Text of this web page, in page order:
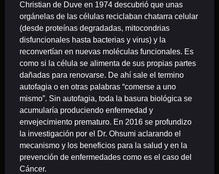
Christian de Duve en 1974 descubrió que unas
orgánelas de las células reciclaban chatarra celular
(desde proteínas degradadas, mitocondrias
disfuncionales hasta bacterias y virus) y la
reconvertían en nuevas moléculas funcionales. Es
como si la célula se alimenta de sus propias partes
dañadas para renovarse. De ahí sale el termino
autofagia o en otras palabras “comerse a uno
mismo”. Sin autofagia, toda la basura biológica se
acumularía produciendo enfermedad y
envejecimiento prematuro. En 2016 se profundizo
la investigación por el Dr. Ohsumi aclarando el
mecanismo y los beneficios para la salud y en la
prevención de enfermedades como es el caso del
Cáncer.